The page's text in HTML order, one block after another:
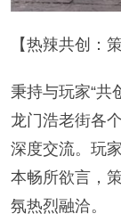
【热辣共创：
秉持与玩家“共
龙门浩老街各
深度交流。玩
本畅所欲言，
氛热烈融洽。